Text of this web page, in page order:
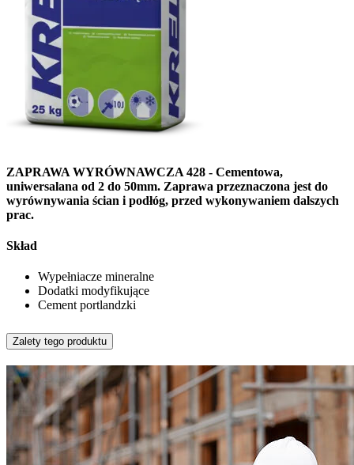
ZAPRAWA WYRÓWNAWCZA 428 - Cementowa,
uniwersalana od 2 do 50mm. Zaprawa przeznaczona jest do
wyrównywania ścian i podłóg, przed wykonywaniem dalszych
prac.
Skład
Wypełniacze mineralne
Dodatki modyfikujące
Cement portlandzki
Zalety tego produktu